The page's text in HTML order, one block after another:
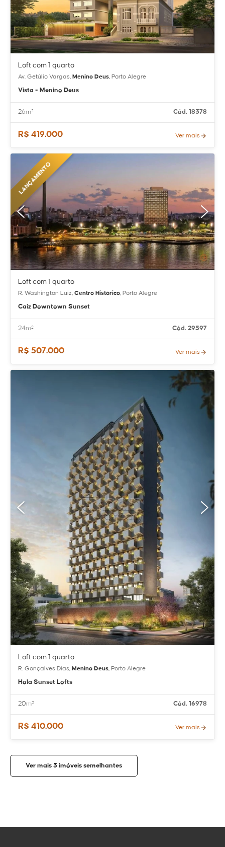
Loft com 1 quarto
Av. Getúlio Vargas, Menino Deus, Porto Alegre
Vista - Menino Deus
26m² Cód. 18378
R$ 419.000 Ver mais
LANÇAMENTO
Loft com 1 quarto
R. Washington Luiz, Centro Histórico, Porto Alegre
Caiz Downtown Sunset
24m² Cód. 29597
R$ 507.000 Ver mais
Loft com 1 quarto
R. Gonçalves Dias, Menino Deus, Porto Alegre
Hola Sunset Lofts
20m² Cód. 16978
R$ 410.000 Ver mais
Ver mais 3 imóveis semelhantes